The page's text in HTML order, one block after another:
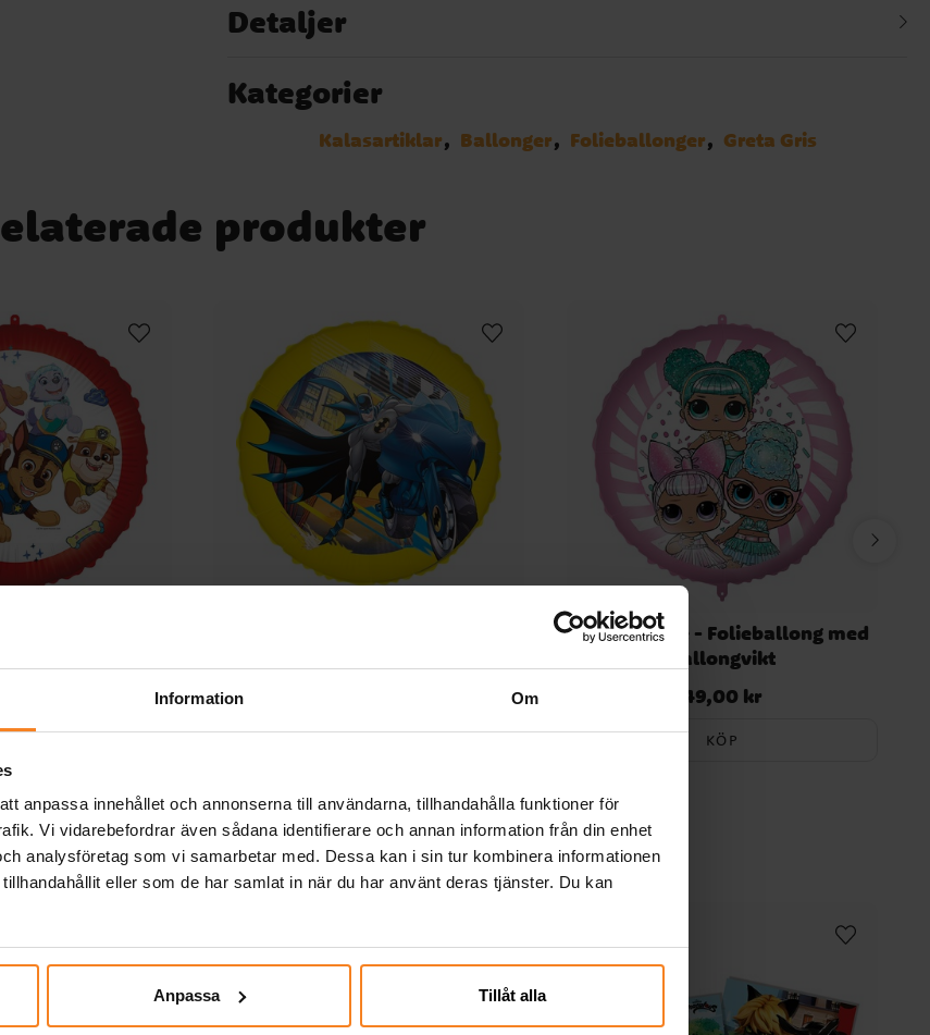
Information Om
anpassa innehållet och annonserna till användarna, tillhandahålla funktioner för
Vi vidarebefordrar även sådana identifierare och annan information från din enhet
analysföretag som vi samarbetar med. Dessa kan i sin tur kombinera informationen
eller som de har samlat in när du har använt deras tjänster. Du kan
Anpassa Tillåt alla
Detaljer
Kategorier
Kalasartiklar Ballonger Folieballonger Greta Gris
produkter
LOL Surprise - Folieballong med
ballongvikt
Pris:49,00 kr
49,00 kr
KÖP
Andra köpte även